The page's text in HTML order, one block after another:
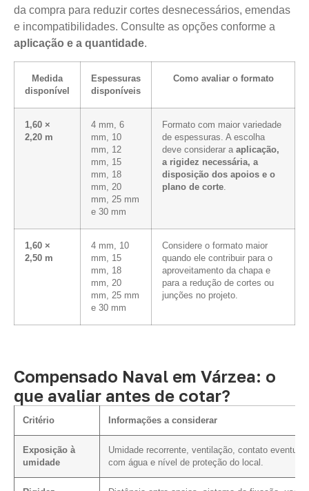
da compra para reduzir cortes desnecessários, emendas
e incompatibilidades. Consulte as opções conforme a
aplicação e a quantidade.
Medida
disponível
Espessuras
disponíveis
Como avaliar o formato
1,60 ×
2,20 m
4 mm, 6
mm, 10
mm, 12
mm, 15
mm, 18
mm, 20
mm, 25 mm
e 30 mm
Formato com maior variedade
de espessuras. A escolha
deve considerar a aplicação,
a rigidez necessária, a
disposição dos apoios e o
plano de corte.
1,60 ×
2,50 m
4 mm, 10
mm, 15
mm, 18
mm, 20
mm, 25 mm
e 30 mm
Considere o formato maior
quando ele contribuir para o
aproveitamento da chapa e
para a redução de cortes ou
junções no projeto.
Compensado Naval em Várzea: o
que avaliar antes de cotar?
Critério Informações a considerar
Exposição à
umidade
Umidade recorrente, ventilação, contato eventual
com água e nível de proteção do local.